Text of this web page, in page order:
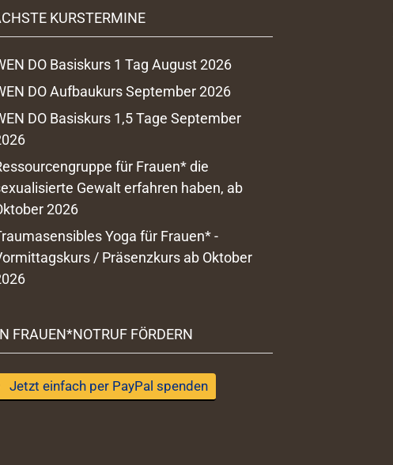
KURSTERMINE
DO Basiskurs 1 Tag August 2026
DO Aufbaukurs September 2026
DO Basiskurs 1,5 Tage September
für Frauen* die
Gewalt erfahren haben, ab
2026
Yoga für Frauen* -
/ Präsenzkurs ab Oktober
FRAUEN*NOTRUF FÖRDERN
Jetzt einfach per PayPal spenden